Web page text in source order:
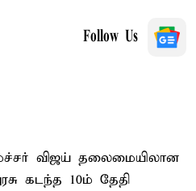
Follow Us
விஜய் தலைமையிலான
கடந்த 10ம் தேதி